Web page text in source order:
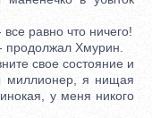
равно что ничего!
продолжал Хмурин.
свое состояние и
миллионер, я нищая
у меня никого